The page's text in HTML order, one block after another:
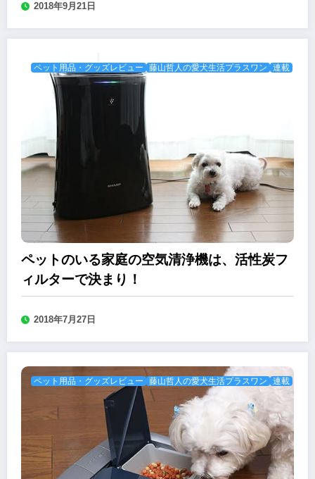
2018年9月21日
ペット用品・グッズレビュー 藤山哲人の愛犬生活プラスワン 連載
ペットのいる家庭の空気清浄機は、活性炭フ
ィルターで決まり！
2018年7月27日
ペット用品・グッズレビュー 藤山哲人の愛犬生活プラスワン 連載